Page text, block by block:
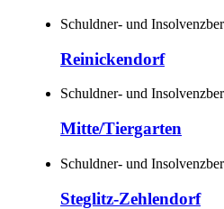
Schuldner- und
Reinickendorf
Schuldner- und
Mitte/Tiergarten
Schuldner- und
Steglitz-Zehlendorf